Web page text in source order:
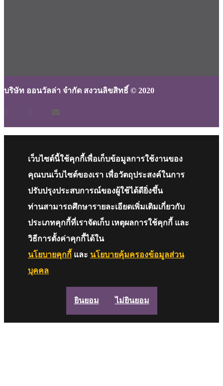
บริษัท ออนวัลล่า จำกัด สงวนลิขสิทธิ์ © 2020
เว็บไซต์นี้ใช้คุกกี้เพื่อเก็บข้อมูลการใช้งานของ
คุณบนเว็บไซต์ของเรา เพื่อวัตถุประสงค์ในการ
ปรับปรุงประสบการณ์ของผู้ใช้ได้ดียิ่งขึ้น
ท่านสามารถศึกษารายละเอียดเพิ่มเติมเกี่ยวกับ
ประเภทคุกกี้ที่เราจัดเก็บ เหตุผลการใช้คุกกี้ และ
วิธีการตั้งค่าคุกกี้ได้ใน
นโยบายคุกกี้ และ นโยบายคุ้มครองข้อมูลส่วน
บุคคล
ยินยอม ไม่ยินยอม